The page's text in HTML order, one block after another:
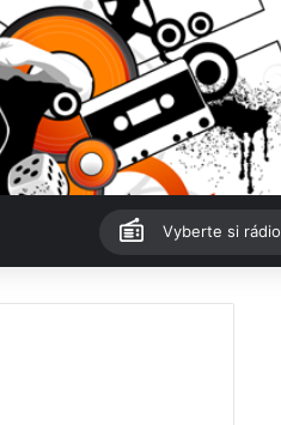
Vyberte si rádio